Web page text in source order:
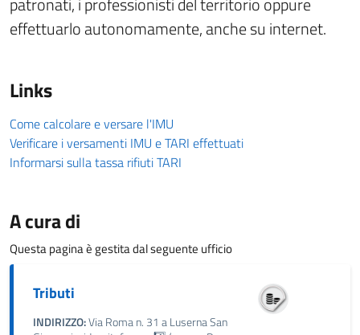
effettuarlo autonomamente, anche su internet.
Links
Come calcolare e versare l'IMU
Verificare i versamenti IMU e TARI effettuati
Informarsi sulla tassa rifiuti TARI
A cura di
Questa pagina è gestita dal seguente ufficio
Tributi
INDIRIZZO:Via Roma n. 31 a Luserna San